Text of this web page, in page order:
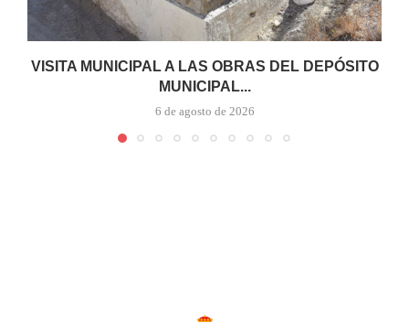
VISITA MUNICIPAL A LAS OBRAS DEL DEPÓSITO
MUNICIPAL...
6 de agosto de 2026